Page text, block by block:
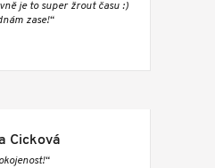
je to super žrout času :)
zase!“
Cicková